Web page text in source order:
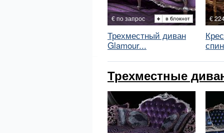
€ по запрос
Трехместный диван
Glamour...
€
Трехместные